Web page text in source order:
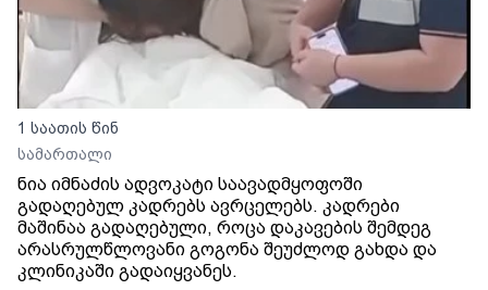
1 საათის წინ
სამართალი
ნია იმნაძის ადვოკატი საავადმყოფოში
გადაღებულ კადრებს ავრცელებს. კადრები
მაშინაა გადაღებული, როცა დაკავების შემდეგ
არასრულწლოვანი გოგონა შეუძლოდ გახდა და
კლინიკაში გადაიყვანეს.